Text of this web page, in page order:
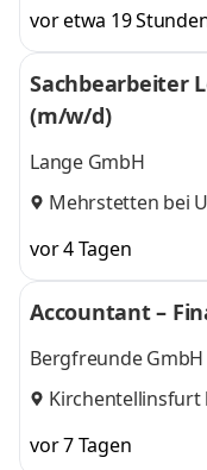
vor etwa 19
Sachbearbeiter
(m/w/d)
Lange GmbH
Mehrstetten bei
vor 4 Tagen
Accountant –
Bergfreunde GmbH
Kirchentellinsfurt
vor 7 Tagen